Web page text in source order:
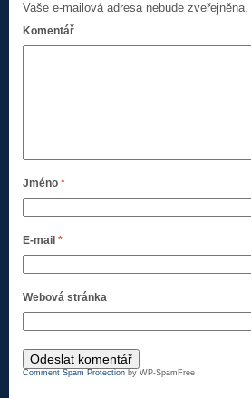
Vaše e-mailová adresa nebude zveřejněna.
Komentář
Jméno *
E-mail *
Webová stránka
Comment Spam Protection by WP-SpamFree